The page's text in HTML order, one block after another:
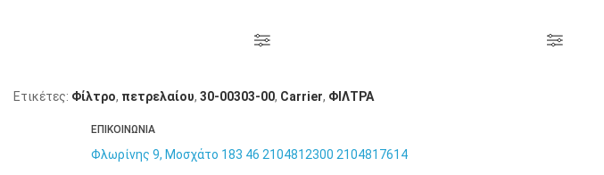
Ετικέτες: Φίλτρο, πετρελαίου, 30-00303-00, Carrier, ΦΙΛΤΡΑ
ΕΠΙΚΟΙΝΩΝΙΑ
Φλωρίνης 9, Μοσχάτο 183 46 2104812300 2104817614